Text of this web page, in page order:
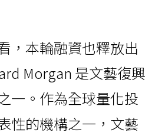
，本輪融資也釋放出
Morgan 是文藝復興
一。作為全球量化投
性的機構之一，文藝